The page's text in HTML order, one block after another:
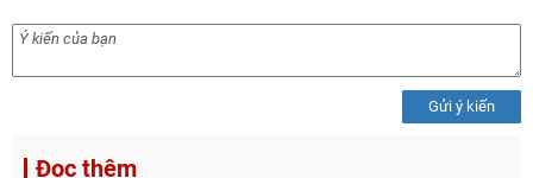
Gửi ý kiến
Đọc thêm